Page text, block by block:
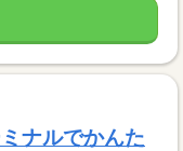
ナルでかんた